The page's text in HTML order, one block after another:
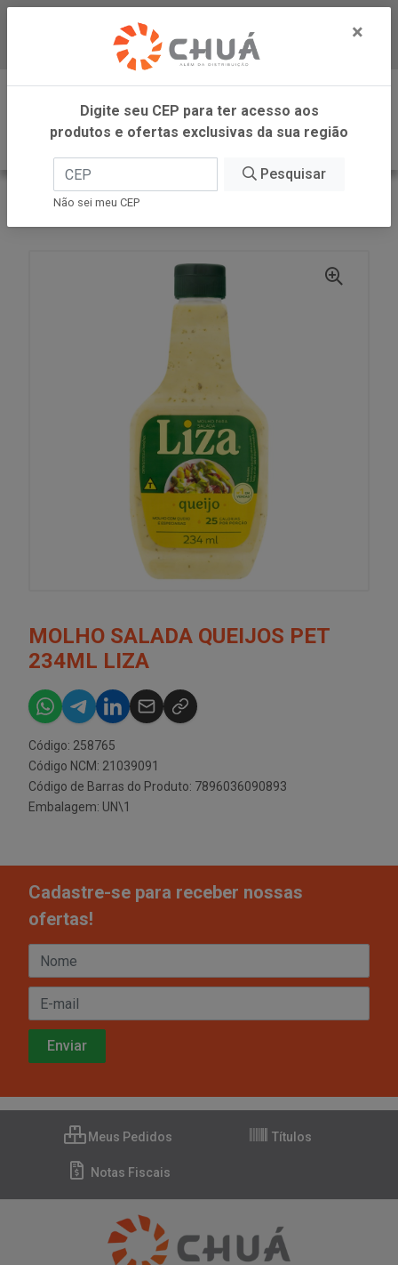
Baixe já nosso APP
0
INÍCIO
CARGILL VAREJO
MOLHO SALADA QUEIJOS PET
234ML LIZA
Código: 258765
Código NCM: 21039091
Código de Barras do Produto: 7896036090893
Embalagem: UN\1
Cadastre-se para receber nossas
ofertas!
Meus Pedidos Títulos
Notas Fiscais
×
Digite seu CEP para ter acesso aos
produtos e ofertas exclusivas da sua região
Pesquisar
Não sei meu CEP